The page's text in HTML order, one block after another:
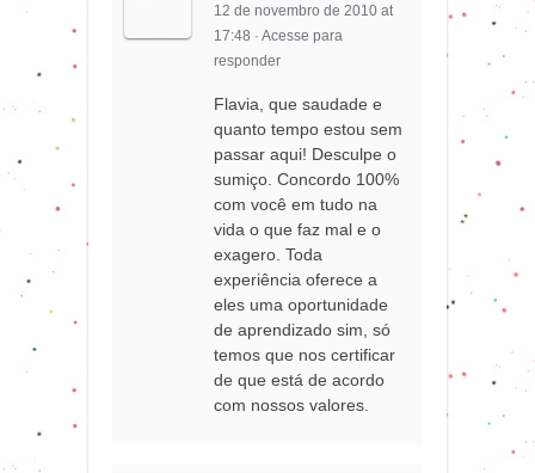
12 de novembro de 2010 at
17:48 ·Acesse para
responder
Flavia, que saudade e
quanto tempo estou sem
passar aqui! Desculpe o
sumiço. Concordo 100%
com você em tudo na
vida o que faz mal e o
exagero. Toda
experiência oferece a
eles uma oportunidade
de aprendizado sim, só
temos que nos certificar
de que está de acordo
com nossos valores.